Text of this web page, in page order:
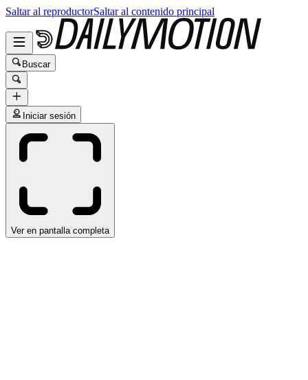
Saltar al reproductorSaltar al contenido principal
Buscar
Iniciar sesión
Ver en pantalla completa